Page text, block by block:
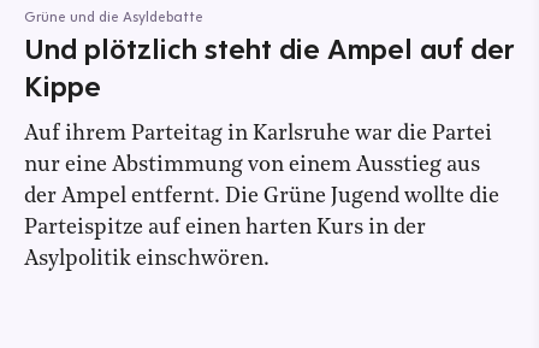
Grüne und die Asyldebatte
Und plötzlich steht die Ampel auf der
Kippe
Auf ihrem Parteitag in Karlsruhe war die Partei
nur eine Abstimmung von einem Ausstieg aus
der Ampel entfernt. Die Grüne Jugend wollte die
Parteispitze auf einen harten Kurs in der
Asylpolitik einschwören.